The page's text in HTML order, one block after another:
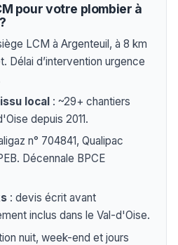
pour votre plombier à
LCM à Argenteuil, à 8 km
Délai d’intervention urgence
local : ~29+ chantiers
depuis 2011.
n° 704841, Qualipac
Décennale BPCE
: devis écrit avant
inclus dans le Val-d'Oise.
nuit, week-end et jours